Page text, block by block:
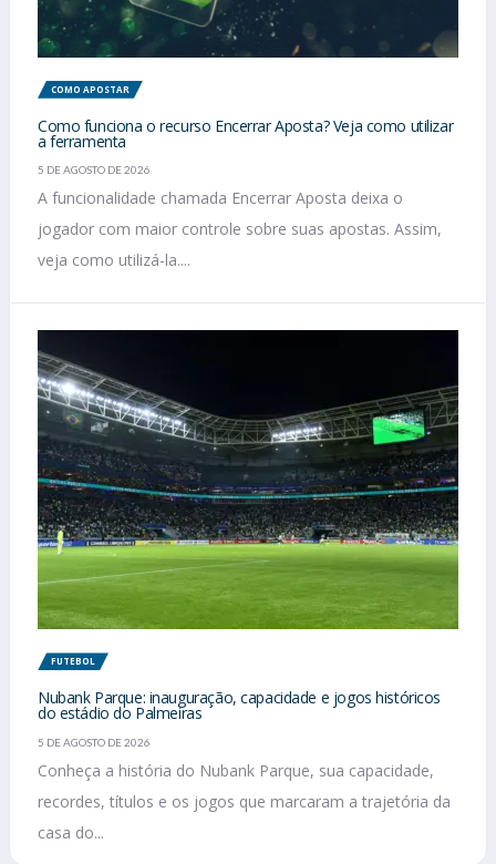
COMO APOSTAR
Como funciona o recurso Encerrar Aposta? Veja como utilizar
a ferramenta
5 DE AGOSTO DE 2026
A funcionalidade chamada Encerrar Aposta deixa o
jogador com maior controle sobre suas apostas. Assim,
veja como utilizá-la....
FUTEBOL
Nubank Parque: inauguração, capacidade e jogos históricos
do estádio do Palmeiras
5 DE AGOSTO DE 2026
Conheça a história do Nubank Parque, sua capacidade,
recordes, títulos e os jogos que marcaram a trajetória da
casa do...